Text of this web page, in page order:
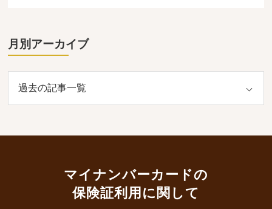
月別アーカイブ
マイナンバーカードの
保険証利用に関して